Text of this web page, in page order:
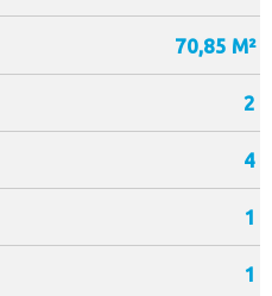
70,85 M²
2
4
1
1